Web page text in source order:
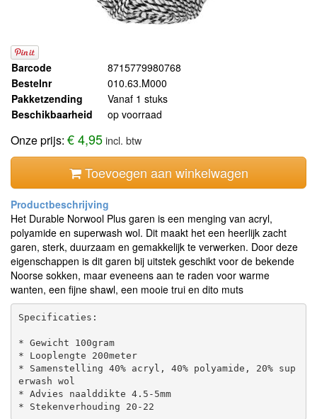
Barcode
8715779980768
Bestelnr
010.63.M000
Pakketzending
Vanaf 1 stuks
Beschikbaarheid
op voorraad
Onze prijs: € 4,95incl. btw
Toevoegen aan winkelwagen
Het Durable Norwool Plus garen is een menging van acryl,
polyamide en superwash wol. Dit maakt het een heerlijk zacht
garen, sterk, duurzaam en gemakkelijk te verwerken. Door deze
eigenschappen is dit garen bij uitstek geschikt voor de bekende
Noorse sokken, maar eveneens aan te raden voor warme
wanten, een fijne shawl, een mooie trui en dito muts
Specificaties:
* Gewicht 100gram
* Looplengte 200meter
* Samenstelling 40% acryl, 40% polyamide, 20% sup
erwash wol
* Advies naalddikte 4.5-5mm